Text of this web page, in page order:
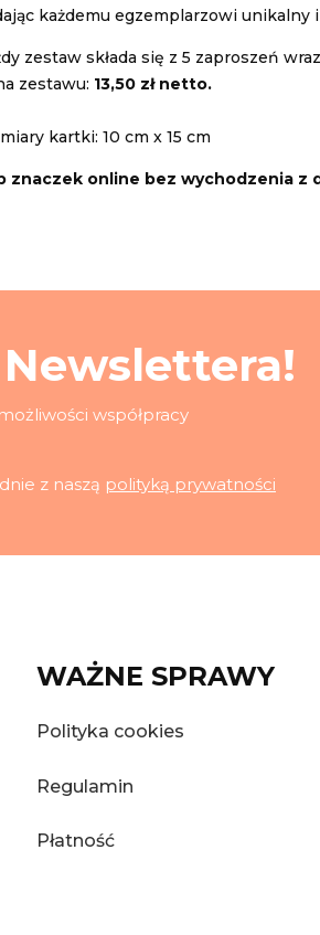
każdemu egzemplarzowi unikalny
zestaw składa się z 5 zaproszeń
zestawu: 13,50 zł netto.
kartki: 10 cm x 15 cm
znaczek online bez wychodzenia z
współpracy
z naszą polityką prywatności
WAŻNE SPRAWY
Polityka cookies
Regulamin
Płatność